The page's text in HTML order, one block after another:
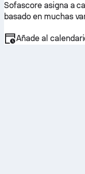
Sofascore asigna a
basado en muchas
Añade al